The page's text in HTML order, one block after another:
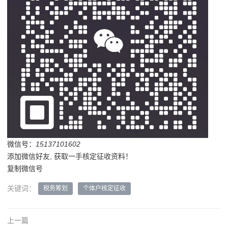
微信号： 15137101602
添加微信好友, 获取一手核定征收资料！
复制微信号
关键词： 税务筹划 个体户核定征收
上一篇